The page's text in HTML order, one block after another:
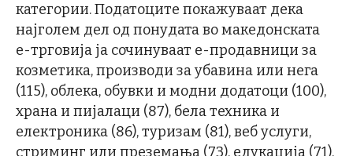
категории. Податоците покажуваат дека
најголем дел од понудата во македонската
е-трговија ја сочинуваат е-продавници за
козметика, производи за убавина или нега
(115), облека, обувки и модни додатоци (100),
храна и пијалаци (87), бела техника и
електроника (86), туризам (81), веб услуги,
стриминг или преземања (73), едукација (71),